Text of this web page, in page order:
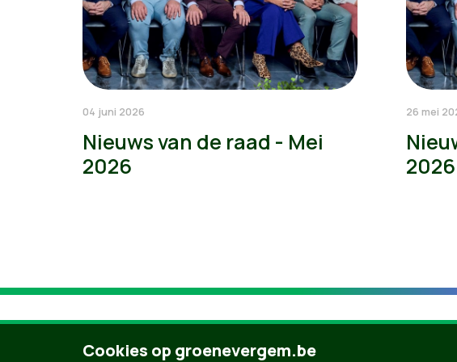
04 juni 2026
Nieuws van de raad - Mei
2026
26 mei
2026
Cookies op groenevergem.be